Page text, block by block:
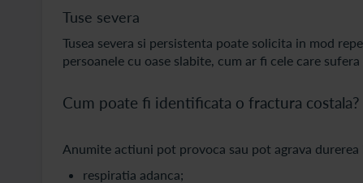
Tuse severa
Tusea severa si persistenta poate solicita in mod
persoanele cu oase slabite, cum ar fi cele care sufera
Cum poate fi identificata o fractura costala?
Anumite actiuni pot provoca sau pot agrava
respiratia adanca;